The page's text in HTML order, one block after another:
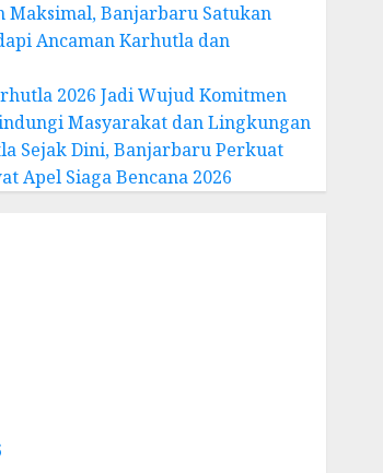
Maksimal, Banjarbaru Satukan
Ancaman Karhutla dan
2026 Jadi Wujud Komitmen
Masyarakat dan Lingkungan
Sejak Dini, Banjarbaru Perkuat
Apel Siaga Bencana 2026